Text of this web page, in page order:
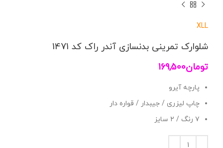
L
XL
شلوارک تمرینی بدنسازی آندر راک کد 1471
تومان169,500
پارچه آیرو
چاپ لیزری / جیبدار / قواره دار
۷ رنگ / ۲ سایز